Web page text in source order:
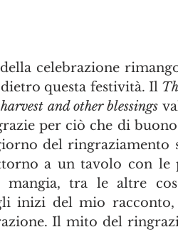
celebrazione
questa festività. Il
and other blessings
per ciò che di
del ringraziamento
a un tavolo con
mangia, tra le altre
inizi del mio
Il mito del